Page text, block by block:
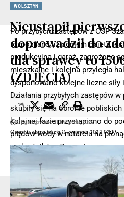
Po przybyciu zastępów z OSP
rozpoznano, iż ogniem objęta
produkcyjna i garaż, zagrożone
mieszkalne i kolejna przyległa
dysponowano kolejne liczne siły
Działania przybyłych zastępów
skupiły się na obronie
kolejnej fazie przystąpiono do
prądów wody w natarciu na
podnośników. Zorganizowano
Jeziorze Siekiera.
- Reklama
WOLSZTYN
Nieustąpił
doprowadził do
dla sprawcy to
(ZDJĘCIA)
Ostatnia aktualizacja 11 kwietnia 2022 07:19
Opublikowano 11 kwietnia 2022